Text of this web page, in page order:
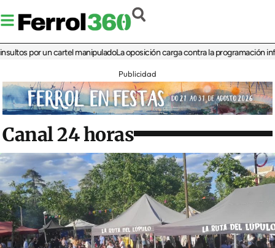
por un cartel manipuladoLa oposición carga contra la programación infantil
Publicidad
Canal 24 horas